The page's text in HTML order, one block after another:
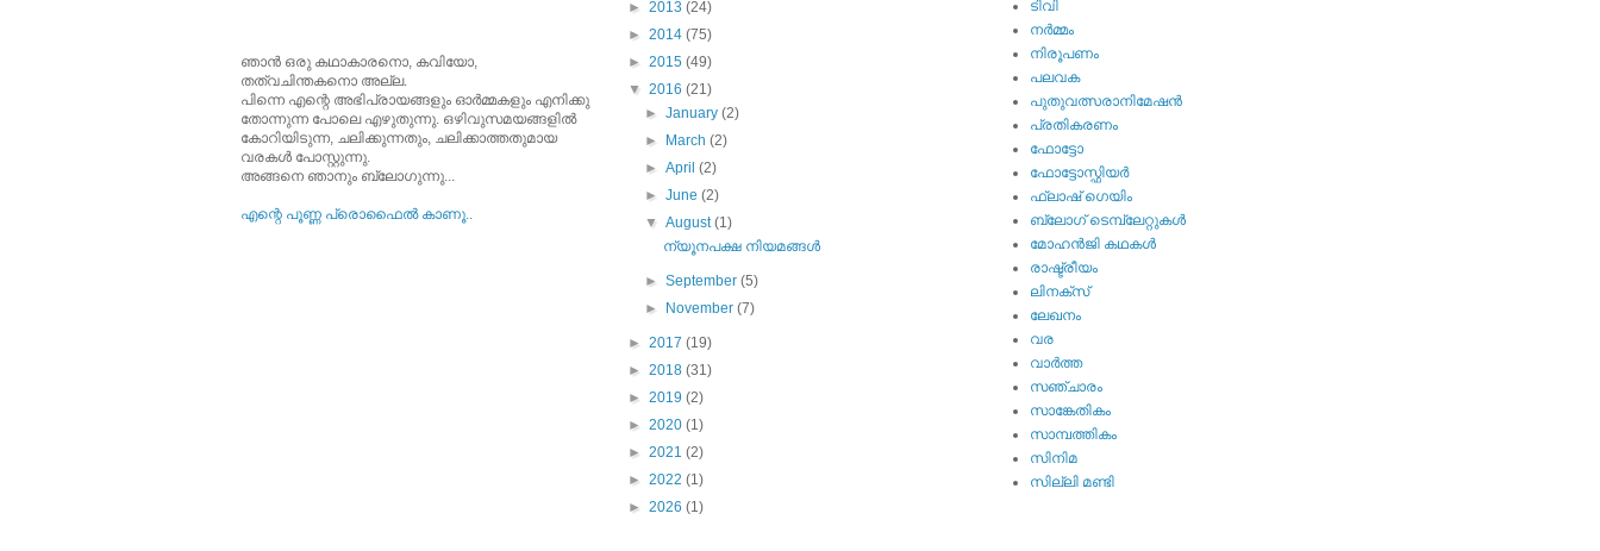
ഞാന്‍ ഒരു കഥാകാരനൊ, കവിയോ,
തത്വചിന്തകനൊ അല്ല.
പിന്നെ എന്റെ അഭിപ്രായങ്ങളും ഓര്‍മ്മകളും എനിക്കു
തോന്നുന്ന പോലെ എഴുതുന്നു. ഒഴിവുസമയങ്ങളില്‍
കോറിയിടുന്ന, ചലിക്കുന്നതും, ചലിക്കാത്തതുമായ
വരകള്‍ പോസ്റ്റുന്നു.
അങ്ങനെ ഞാനും ബ്ലോഗുന്നു...
എന്റെ പൂ‍ണ്ണ പ്രൊഫൈല്‍ കാണൂ..
► 2013 (24)
► 2014 (75)
► 2015 (49)
▼ 2016 (21)
►January(2)
► March(2)
►April(2)
►June(2)
▼August(1)
ന്യൂനപക്ഷ നിയമങ്ങള്‍
►September(5)
► November(7)
► 2017 (19)
► 2018 (31)
► 2019 (2)
► 2020 (1)
► 2021 (2)
► 2022 (1)
► 2026 (1)
ടിവി
നര്‍മ്മം
നിരൂപണം
പലവക
പുതുവത്സരാനിമേഷന്‍
പ്രതികരണം
ഫോട്ടോ
ഫോട്ടോസ്ഫിയര്‍
ഫ്ലാഷ്‌ ഗെയിം
ബ്ലോഗ് ടെമ്പ്ലേറ്റുകള്‍
മോഹന്‍ജി കഥകള്‍
രാഷ്ട്രീയം
ലിനക്സ്
ലേഖനം
വര
വാര്‍ത്ത
സഞ്ചാരം
സാങ്കേതികം
സാമ്പത്തികം
സിനിമ
സില്ലി മണ്ടി